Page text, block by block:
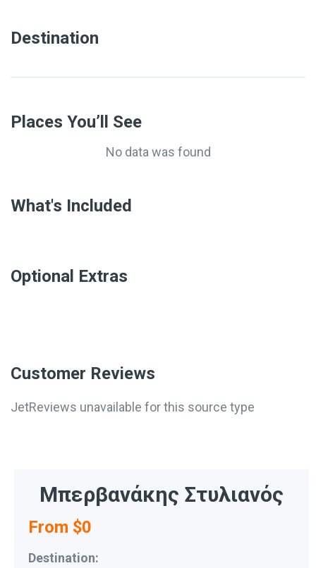
Destination
Places You’ll See
No data was found
What's Included
Optional Extras​
Customer Reviews
JetReviews unavailable for this source type
Μπερβανάκης Στυλιανός
From $0
Destination: